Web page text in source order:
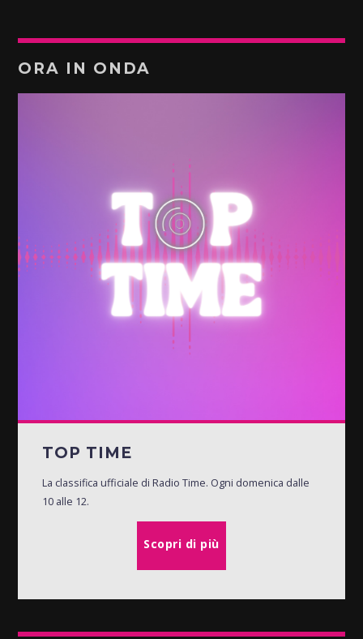
ORA IN ONDA
TOP TIME
La classifica ufficiale di Radio Time. Ogni domenica dalle
10 alle 12.
Scopri di più